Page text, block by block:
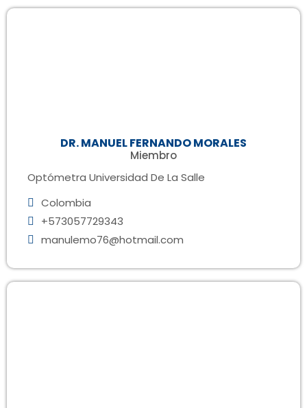
DR. MANUEL FERNANDO MORALES
Miembro
Optómetra Universidad De La Salle
Colombia
+573057729343
manulemo76@hotmail.com